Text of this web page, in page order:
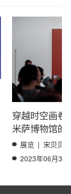
穿越时空画卷
米萨博物馆的
展览 | 宋贝贝
2023年06月30